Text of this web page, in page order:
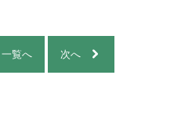
一覧へ 次へ